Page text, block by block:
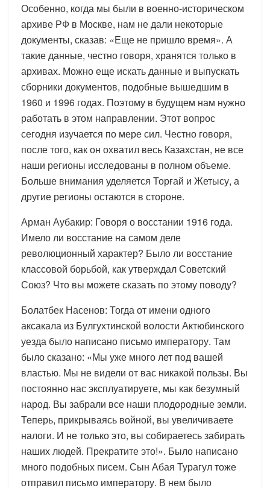
Особенно, когда мы были в военно-историческом
архиве РФ в Москве, нам не дали некоторые
документы, сказав: «Еще не пришло время». А
такие данные, честно говоря, хранятся только в
архивах. Можно еще искать данные и выпускать
сборники документов, подобные вышедшим в
1960 и 1996 годах. Поэтому в будущем нам нужно
работать в этом направлении. Этот вопрос
сегодня изучается по мере сил. Честно говоря,
после того, как он охватил весь Казахстан, не все
наши регионы исследованы в полном объеме.
Больше внимания уделяется Торғай и Жетысу, а
другие регионы остаются в стороне.
Арман Аубакир: Говоря о восстании 1916 года.
Имело ли восстание на самом деле
революционный характер? Было ли восстание
классовой борьбой, как утверждал Советский
Союз? Что вы можете сказать по этому поводу?
Болатбек Насенов: Тогда от имени одного
аксакала из Булгухтинской волости Актюбинского
уезда было написано письмо императору. Там
было сказано: «Мы уже много лет под вашей
властью. Мы не видели от вас никакой пользы. Вы
постоянно нас эксплуатируете, мы как безумный
народ. Вы забрали все наши плодородные земли.
Теперь, прикрываясь войной, вы увеличиваете
налоги. И не только это, вы собираетесь забирать
наших людей. Прекратите это!». Было написано
много подобных писем. Сын Абая Турагул тоже
отправил письмо императору. В нем было